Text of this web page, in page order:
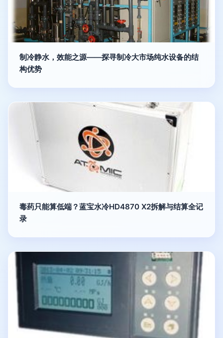
制冷静水，效能之源——探寻制冷大市场纯水设备的结
构优势
毒药只能算低端？蓝宝水冷HD4870 X2拆解与结算全记
录